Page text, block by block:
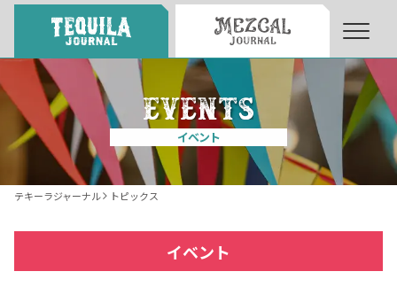
About About Tequila Journal
テキーラとは What’s Tequila
イベント
テキーラジャーナル トピックス
イベント